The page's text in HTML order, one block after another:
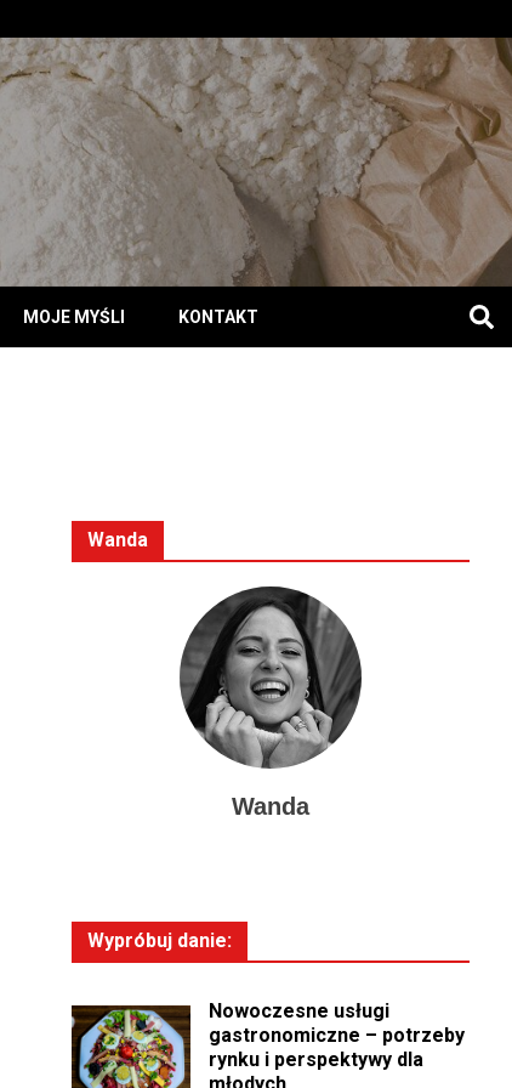
MOJE MYŚLI KONTAKT
Wanda
Wanda
Wypróbuj danie:
Nowoczesne usługi
gastronomiczne – potrzeby
rynku i perspektywy dla